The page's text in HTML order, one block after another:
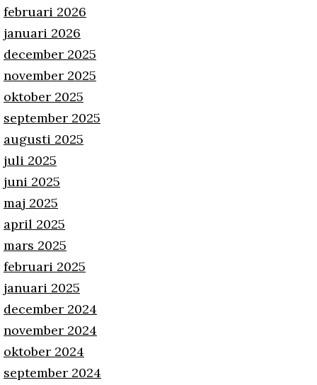
februari 2026
januari 2026
december 2025
november 2025
oktober 2025
september 2025
augusti 2025
juli 2025
juni 2025
maj 2025
april 2025
mars 2025
februari 2025
januari 2025
december 2024
november 2024
oktober 2024
september 2024